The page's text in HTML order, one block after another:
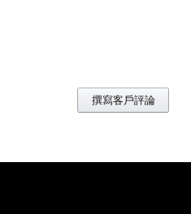
撰寫客戶評論